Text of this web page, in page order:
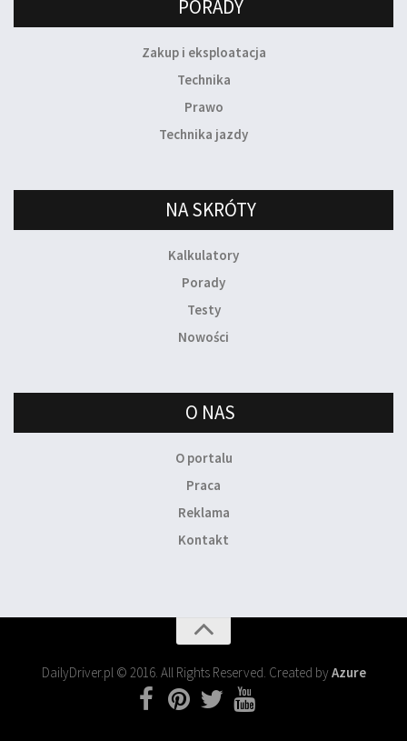
PORADY
Zakup i eksploatacja
Technika
Prawo
Technika jazdy
NA SKRÓTY
Kalkulatory
Porady
Testy
Nowości
O NAS
O portalu
Praca
Reklama
Kontakt
DailyDriver.pl © 2016. All Rights Reserved. Created byAzure